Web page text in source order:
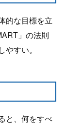
的な目標を立
」の法則
すい。
と、何をすべ